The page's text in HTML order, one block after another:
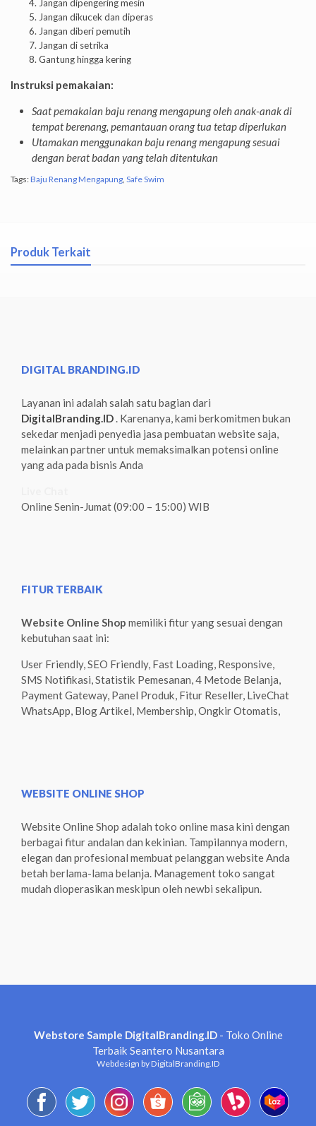
Jangan dipengering mesin
Jangan dikucek dan diperas
Jangan diberi pemutih
Jangan di setrika
Gantung hingga kering
Instruksi pemakaian:
Saat pemakaian baju renang mengapung oleh anak-anak di
tempat berenang, pemantauan orang tua tetap diperlukan
Utamakan menggunakan baju renang mengapung sesuai
dengan berat badan yang telah ditentukan
Tags:Baju Renang Mengapung, Safe Swim
Produk Terkait
DIGITAL BRANDING.ID
Layanan ini adalah salah satu bagian dari
DigitalBranding.ID. Karenanya, kami berkomitmen bukan
sekedar menjadi penyedia jasa pembuatan website saja,
melainkan partner untuk memaksimalkan potensi online
yang ada pada bisnis Anda
Online Senin-Jumat (09:00 – 15:00) WIB
FITUR TERBAIK
Website Online Shop memiliki fitur yang sesuai dengan
kebutuhan saat ini:
User Friendly, SEO Friendly, Fast Loading, Responsive,
SMS Notifikasi, Statistik Pemesanan, 4 Metode Belanja,
Payment Gateway, Panel Produk, Fitur Reseller, LiveChat
WhatsApp, Blog Artikel, Membership, Ongkir Otomatis,
WEBSITE ONLINE SHOP
Website Online Shop adalah toko online masa kini dengan
berbagai fitur andalan dan kekinian. Tampilannya modern,
elegan dan profesional membuat pelanggan website Anda
betah berlama-lama belanja. Management toko sangat
mudah dioperasikan meskipun oleh newbi sekalipun.
Webstore Sample DigitalBranding.ID- Toko Online
Terbaik Seantero Nusantara
Webdesign by DigitalBranding.ID